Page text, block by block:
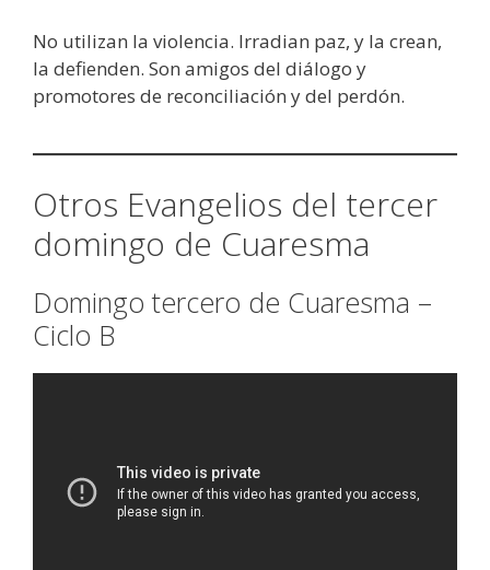
No utilizan la violencia. Irradian paz, y la crean,
la defienden. Son amigos del diálogo y
promotores de reconciliación y del perdón.
Otros Evangelios del tercer
domingo de Cuaresma
Domingo tercero de Cuaresma –
Ciclo B